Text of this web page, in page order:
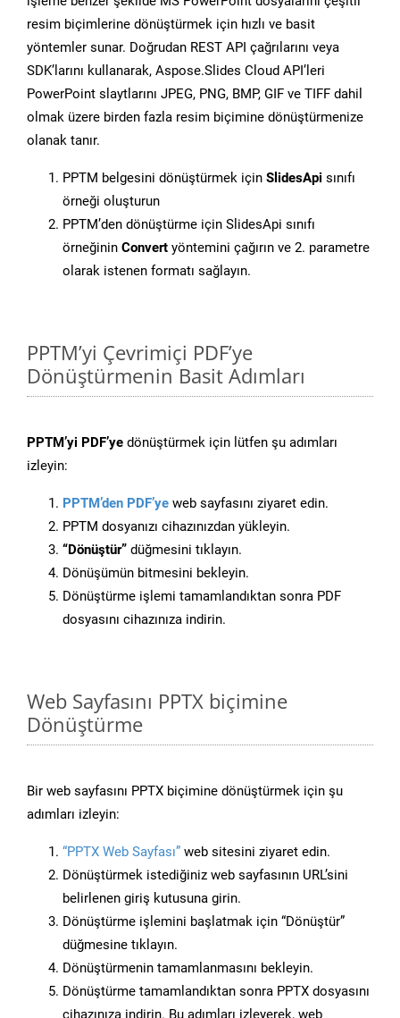
resim biçimlerine dönüştürmek için hızlı ve basit
yöntemler sunar. Doğrudan REST API çağrılarını veya
SDK’larını kullanarak, Aspose.Slides Cloud API’leri
PowerPoint slaytlarını JPEG, PNG, BMP, GIF ve TIFF dahil
olmak üzere birden fazla resim biçimine dönüştürmenize
olanak tanır.
PPTM belgesini dönüştürmek için SlidesApi sınıfı
örneği oluşturun
PPTM’den dönüştürme için SlidesApi sınıfı
örneğinin Convert yöntemini çağırın ve 2. parametre
olarak istenen formatı sağlayın.
PPTM’yi Çevrimiçi PDF’ye
Dönüştürmenin Basit Adımları
PPTM’yi PDF’ye dönüştürmek için lütfen şu adımları
izleyin:
PPTM’den PDF’ye web sayfasını ziyaret edin.
PPTM dosyanızı cihazınızdan yükleyin.
“Dönüştür” düğmesini tıklayın.
Dönüşümün bitmesini bekleyin.
Dönüştürme işlemi tamamlandıktan sonra PDF
dosyasını cihazınıza indirin.
Web Sayfasını PPTX biçimine
Dönüştürme
Bir web sayfasını PPTX biçimine dönüştürmek için şu
adımları izleyin:
“PPTX Web Sayfası” web sitesini ziyaret edin.
Dönüştürmek istediğiniz web sayfasının URL’sini
belirlenen giriş kutusuna girin.
Dönüştürme işlemini başlatmak için “Dönüştür”
düğmesine tıklayın.
Dönüştürmenin tamamlanmasını bekleyin.
Dönüştürme tamamlandıktan sonra PPTX dosyasını
cihazınıza indirin. Bu adımları izleyerek, web